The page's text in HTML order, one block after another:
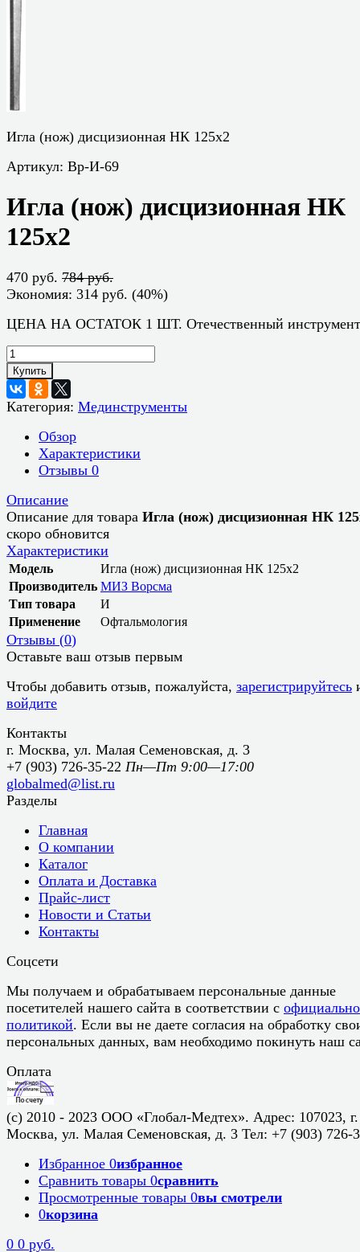
Игла (нож) дисцизионная НК 125х2
Артикул: Вр-И-69
Игла (нож) дисцизионная НК
125х2
470 руб. 784 руб.
Экономия: 314 руб. (40%)
ЦЕНА НА ОСТАТОК 1 ШТ. Отечественный инструмент
Купить
Категория: Мединструменты
Обзор
Характеристики
Отзывы 0
Описание
Описание для товара Игла (нож) дисцизионная НК
скоро обновится
Характеристики
Модель
Игла (нож) дисцизионная НК 125х2
Производитель МИЗ Ворсма
Тип товара
И
Применение
Офтальмология
Отзывы (0)
Оставьте ваш отзыв первым
Чтобы добавить отзыв, пожалуйста, зарегистрируйтесь
войдите
Контакты
г. Москва, ул. Малая Семеновская, д. 3
+7 (903) 726-35-22 Пн—Пт 9:00—17:00
globalmed@list.ru
Разделы
Главная
О компании
Каталог
Оплата и Доставка
Прайс-лист
Новости и Статьи
Контакты
Соцсети
Мы получаем и обрабатываем персональные данные
посетителей нашего сайта в соответствии с
политикой. Если вы не даете согласия на обработку
персональных данных, вам необходимо покинуть наш
Оплата
(c) 2010 - 2023 ООО «Глобал-Медтех». Адрес: 107023, г.
Москва, ул. Малая Семеновская, д. 3 Тел: +7 (903) 726-
Избранное 0избранное
Сравнить товары 0сравнить
Просмотренные товары 0вы смотрели
0корзина
0 0 руб.